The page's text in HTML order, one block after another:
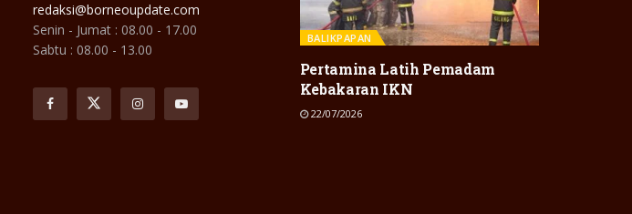
redaksi@borneoupdate.com
Senin - Jumat : 08.00 - 17.00
Sabtu : 08.00 - 13.00
BALIKPAPAN
Pertamina Latih Pemadam
Kebakaran IKN
22/07/2026